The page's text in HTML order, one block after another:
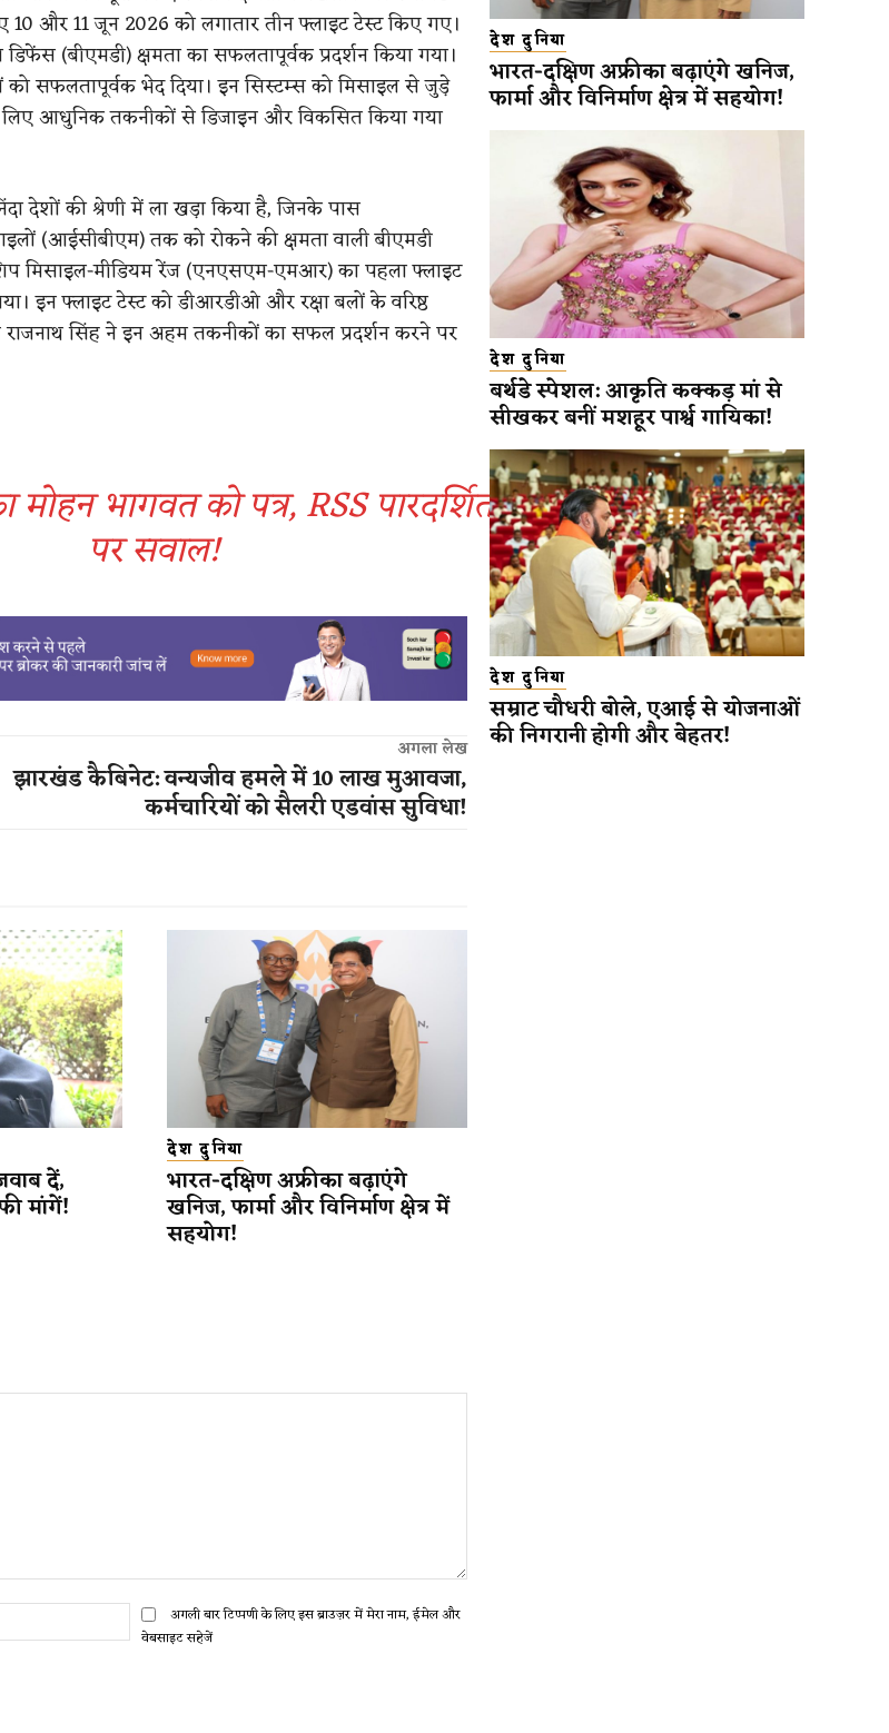
10 और 11 जून 2026 को लगातार तीन फ्लाइट टेस्ट किए गए।
(बीएमडी) क्षमता का सफलतापूर्वक प्रदर्शन किया गया।
को सफलतापूर्वक भेद दिया। इन सिस्टम्स को मिसाइल से जुड़े
आधुनिक तकनीकों से डिजाइन और विकसित किया गया
देशों की श्रेणी में ला खड़ा किया है, जिनके पास
(आईसीबीएम) तक को रोकने की क्षमता वाली बीएमडी
मिसाइल-मीडियम रेंज (एनएसएम-एमआर) का पहला फ्लाइट
इन फ्लाइट टेस्ट को डीआरडीओ और रक्षा बलों के वरिष्ठ
राजनाथ सिंह ने इन अहम तकनीकों का सफल प्रदर्शन करने पर
भागवत को पत्र, RSS पारदर्शिता
पर सवाल!
अगला लेख
झारखंड कैबिनेट: वन्यजीव हमले में 10 लाख मुआवजा,
कर्मचारियों को सैलरी एडवांस सुविधा!
दें,
मांगें!
देश दुनिया
भारत-दक्षिण अफ्रीका बढ़ाएंगे
खनिज, फार्मा और विनिर्माण क्षेत्र में
सहयोग!
ईमेल:*अगली बार टिप्पणी के लिए इस ब्राउज़र में मेरा नाम, ईमेल और
वेबसाइट सहेजें
देश दुनिया
भारत-दक्षिण अफ्रीका बढ़ाएंगे खनिज,
फार्मा और विनिर्माण क्षेत्र में सहयोग!
देश दुनिया
बर्थडे स्पेशल: आकृति कक्कड़ मां से
सीखकर बनीं मशहूर पार्श्व गायिका!
देश दुनिया
सम्राट चौधरी बोले, एआई से योजनाओं
की निगरानी होगी और बेहतर!